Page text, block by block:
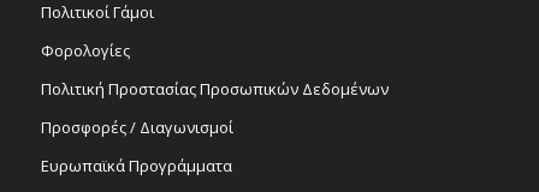
Πολιτικοί Γάμοι
Φορολογίες
Πολιτική Προστασίας Προσωπικών Δεδομένων
Προσφορές / Διαγωνισμοί
Ευρωπαϊκά Προγράμματα